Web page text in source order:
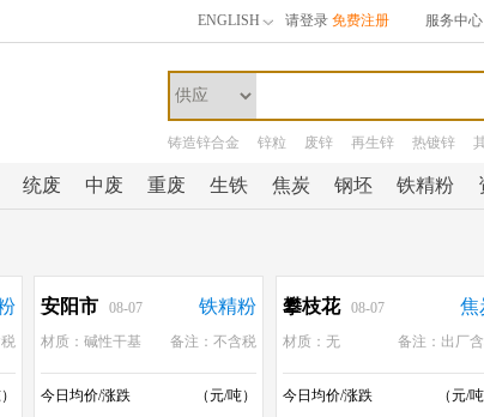
ENGLISH 请登录 免费注册 服务中心
铸造锌合金 锌粒 废锌 再生锌 热镀锌
统废 中废 重废 生铁 焦炭 钢坯 铁精粉
安阳市 08-07 铁精粉
材质：碱性干基 备注：不含税
今日均价/涨跌 （元/吨）
攀枝花 08-07 焦
材质：无 备注：出厂
今日均价/涨跌 （元/吨